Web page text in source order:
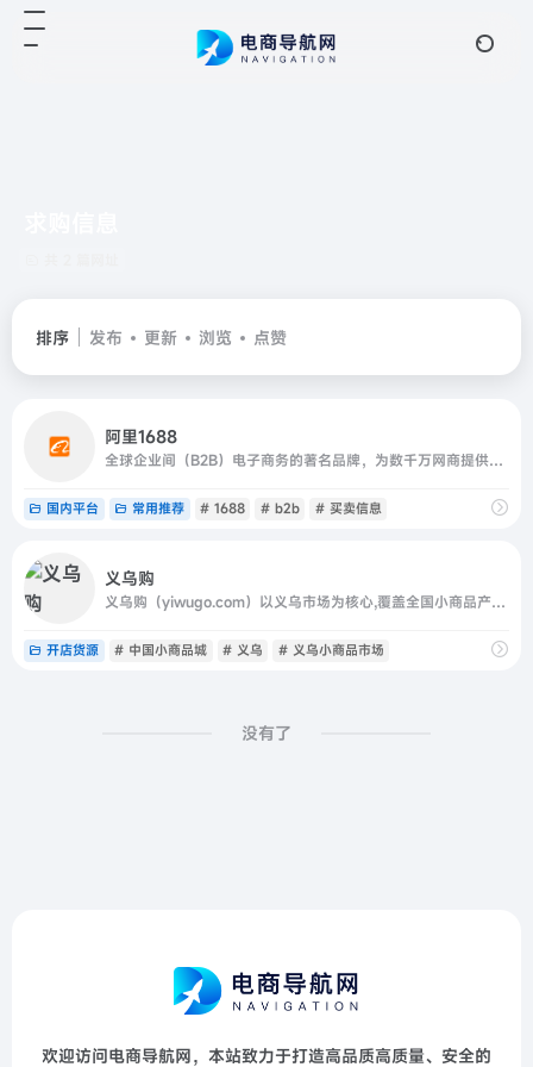
排序 发布 更新 浏览 点赞
阿里1688
全球企业间（B2B）电子商务的著名品牌，为数千万网商提供海量商机信息和便捷安全的在线交易市场，也是商人们以商会友、真实互动的社区平台。目前1688.com已覆盖原材料、工业品、服装服饰、家居百货、小商品等12个行业大类，提供从原料--生产--加工--现货等一系列的供应产
国内平台 常用推荐 # 1688 # b2b # 买卖信息
义乌购
义乌购（yiwugo.com）以义乌市场为核心,覆盖全国小商品产业带优质供应商,一手货源,品质商品更低价;品类丰富,在线商品达500万,涉及玩具,饰品,工艺品,日用百货等26个大类;线上线下对应,交易有保障,小商品,就上义乌购.
开店货源 # 中国小商品城 # 义乌 # 义乌小商品市场
没有了
欢迎访问电商导航网，本站致力于打造高品质高质量、安全的